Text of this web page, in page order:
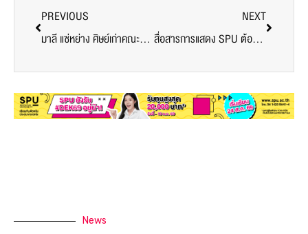
PREVIOUS
มาลี แซ่หย่าง ศิษย์เก่าคณะบัญชี SPU แชร์เส้นทางสู่ผู้บริหารการเงิน Flash Express ตอกย้ำ “บัญชี” คือพลังขับเคลื่อนธุรกิจยุคใหม่
NEXT
สื่อสารการแสดง SPU ต้อนรับ Freshy เปิดประสบการณ์ดูหนัง Mission Impossible สุดเอ็กซ์คลูซีฟ เสริมสัมพันธ์รุ่นพี่รุ่นน้อง
News